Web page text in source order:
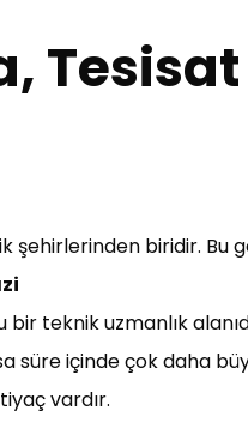
şehirlerinden biridir. Bu
teknik uzmanlık
süre içinde çok daha
vardır.